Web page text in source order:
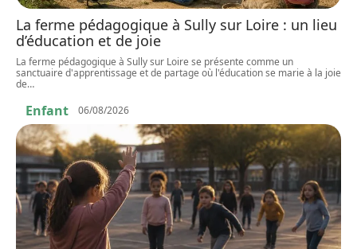
La ferme pédagogique à Sully sur Loire : un lieu
d’éducation et de joie
La ferme pédagogique à Sully sur Loire se présente comme un
sanctuaire d'apprentissage et de partage où l'éducation se marie à la joie
de…
Enfant 06/08/2026